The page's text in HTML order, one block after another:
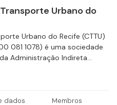
Urbano do
Urbano do Recife (CTTU)
081 1078) é uma sociedade
Administração Indireta...
dados Membros